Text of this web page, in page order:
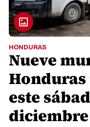
HONDURAS
Nueve
este
diciembre